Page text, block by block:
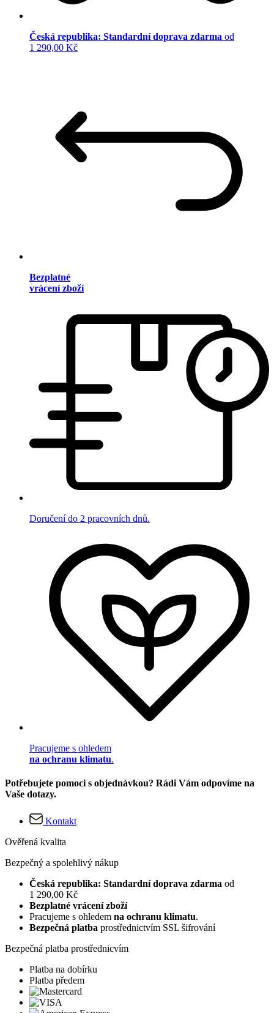
Česká republika: Standardní doprava zdarma od
1 290,00 Kč
Bezplatné
vrácení zboží
Doručení do 2 pracovních dnů.
Pracujeme s ohledem
na ochranu klimatu.
Potřebujete pomoci s objednávkou? Rádi Vám odpovíme na
Vaše dotazy.
Kontakt
Ověřená kvalita
Bezpečný a spolehlivý nákup
Česká republika: Standardní doprava zdarma od
1 290,00 Kč
Bezplatné vrácení zboží
Pracujeme s ohledem na ochranu klimatu.
Bezpečná platba prostřednictvím SSL šifrování
Bezpečná platba prostřednicvím
Platba na dobírku
Platba předem